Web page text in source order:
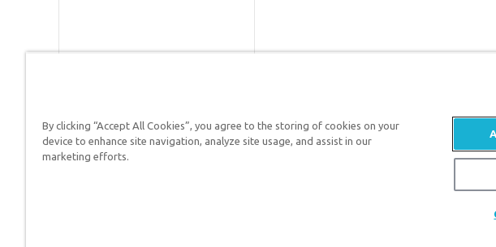
Respuestas en Génesis es un ministerio de
defender su fe y proclamar el evangelio de Jesucristo.
By clicking “Accept All Cookies”, you agree to the storing of cookies on your
device to enhance site navigation, analyze site usage, and assist in our
marketing efforts.